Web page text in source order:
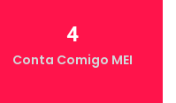
4
Conta Comigo MEI